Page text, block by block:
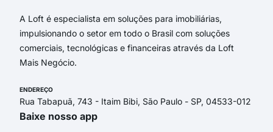
A Loft é especialista em soluções para imobiliárias,
impulsionando o setor em todo o Brasil com soluções
comerciais, tecnológicas e financeiras através da Loft
Mais Negócio.
ENDEREÇO
Rua Tabapuã, 743 - Itaim Bibi, São Paulo - SP, 04533-012
Baixe nosso app